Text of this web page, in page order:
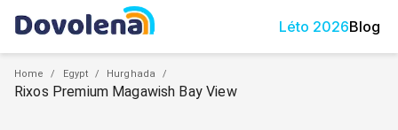
Léto 2026Blog
Home / Egypt / Hurghada /
Rixos Premium Magawish Bay View